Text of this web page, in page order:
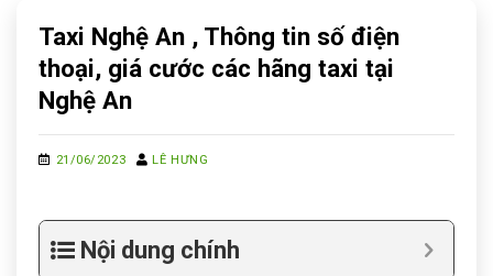
Taxi Nghệ An , Thông tin số điện
thoại, giá cước các hãng taxi tại
Nghệ An
21/06/2023 LÊ HƯNG
Nội dung chính